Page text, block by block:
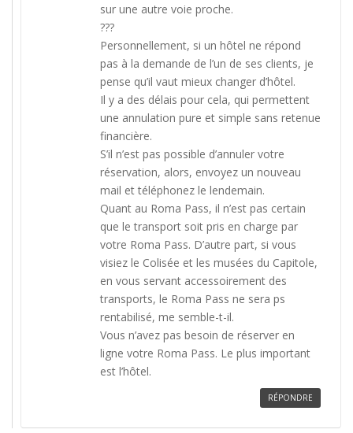
sur une autre voie proche.
???
Personnellement, si un hôtel ne répond
pas à la demande de l’un de ses clients, je
pense qu’il vaut mieux changer d’hôtel.
Il y a des délais pour cela, qui permettent
une annulation pure et simple sans retenue
financière.
S’il n’est pas possible d’annuler votre
réservation, alors, envoyez un nouveau
mail et téléphonez le lendemain.
Quant au Roma Pass, il n’est pas certain
que le transport soit pris en charge par
votre Roma Pass. D’autre part, si vous
visiez le Colisée et les musées du Capitole,
en vous servant accessoirement des
transports, le Roma Pass ne sera ps
rentabilisé, me semble-t-il.
Vous n’avez pas besoin de réserver en
ligne votre Roma Pass. Le plus important
est l’hôtel.
RÉPONDRE